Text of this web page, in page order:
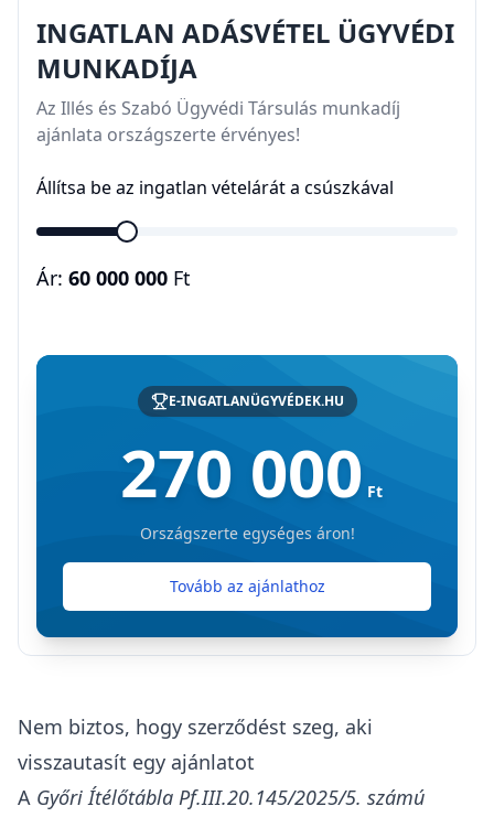
INGATLAN ADÁSVÉTEL ÜGYVÉDI
MUNKADÍJA
Az Illés és Szabó Ügyvédi Társulás munkadíj
ajánlata országszerte érvényes!
Állítsa be az ingatlan vételárát a csúszkával
Ár: 60 000 000 Ft
E-INGATLANÜGYVÉDEK.HU
270 000 Ft
Országszerte egységes áron!
Tovább az ajánlathoz
Nem biztos, hogy szerződést szeg, aki
visszautasít egy ajánlatot
A Győri Ítélőtábla Pf.III.20.145/2025/5. számú